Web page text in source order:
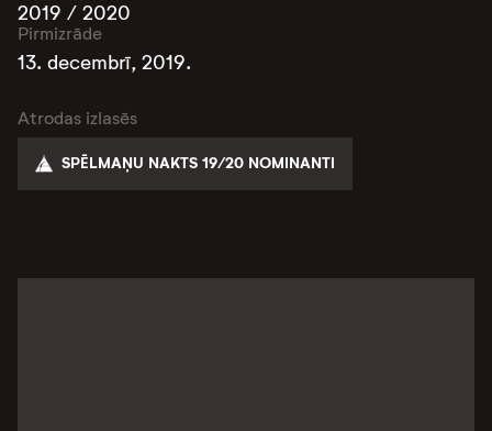
2019 / 2020
Pirmizrāde
13. decembrī, 2019.
Atrodas izlasēs
SPĒLMAŅU NAKTS 19/20 NOMINANTI